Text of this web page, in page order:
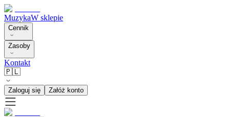
MuzykaW sklepie
Cennik
Zasoby
Kontakt
🇵🇱
Zaloguj się Załóż konto